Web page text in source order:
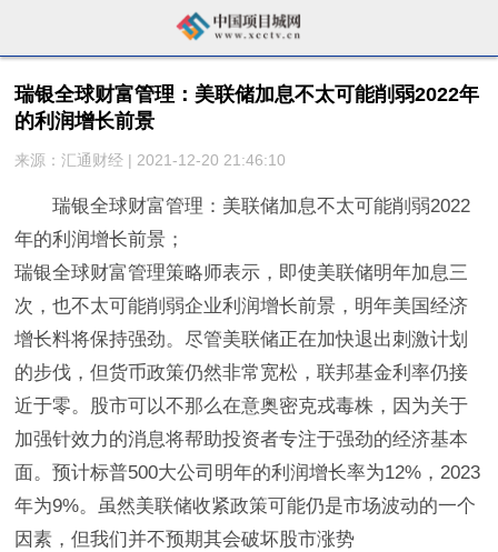
瑞银全球财富管理：美联储加息不太可能削弱2022年
的利润增长前景
来源：汇通财经 | 2021-12-20 21:46:10
瑞银全球财富管理：美联储加息不太可能削弱2022
年的利润增长前景；
瑞银全球财富管理策略师表示，即使美联储明年加息三
次，也不太可能削弱企业利润增长前景，明年美国经济
增长料将保持强劲。尽管美联储正在加快退出刺激计划
的步伐，但货币政策仍然非常宽松，联邦基金利率仍接
近于零。股市可以不那么在意奥密克戎毒株，因为关于
加强针效力的消息将帮助投资者专注于强劲的经济基本
面。预计标普500大公司明年的利润增长率为12%，2023
年为9%。虽然美联储收紧政策可能仍是市场波动的一个
因素，但我们并不预期其会破坏股市涨势